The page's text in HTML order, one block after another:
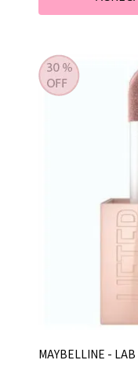
MAYBELLINE -